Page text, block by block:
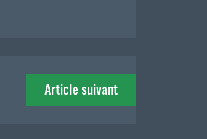
Article suivant